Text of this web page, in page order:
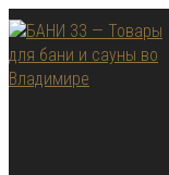
Перейти
к
содержимому